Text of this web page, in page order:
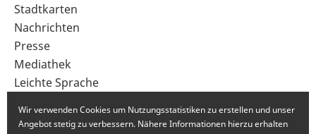
Fußbereich
Stadtkarten
Nachrichten
Presse
Mediathek
Leichte Sprache
Wir verwenden Cookies um Nutzungsstatistiken zu erstellen und unser
Angebot stetig zu verbessern. Nähere Informationen hierzu erhalten